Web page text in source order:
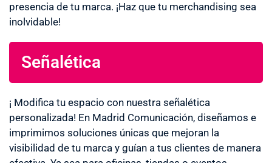
presencia de tu marca. ¡Haz que tu merchandising sea
inolvidable!
Señalética
¡ Modifica tu espacio con nuestra señalética
personalizada! En Madrid Comunicación, diseñamos e
imprimimos soluciones únicas que mejoran la
visibilidad de tu marca y guían a tus clientes de manera